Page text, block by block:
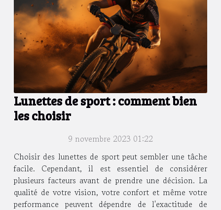
Lunettes de sport : comment bien
les choisir
9 novembre 2023 01:22
Choisir des lunettes de sport peut sembler une tâche
facile. Cependant, il est essentiel de considérer
plusieurs facteurs avant de prendre une décision. La
qualité de votre vision, votre confort et même votre
performance peuvent dépendre de l'exactitude de